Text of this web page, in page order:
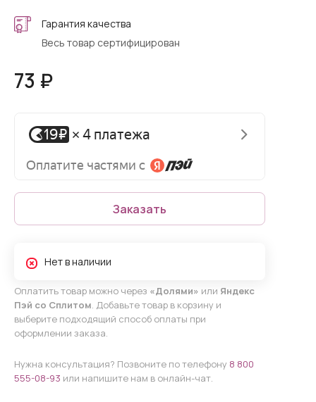
Гарантия качества
Весь товар сертифицирован
73 ₽
Заказать
Нет в наличии
Оплатить товар можно через «Долями» или Яндекс
Пэй со Сплитом. Добавьте товар в корзину и
выберите подходящий способ оплаты при
оформлении заказа.
Нужна консультация? Позвоните по телефону 8 800
555-08-93 или напишите нам в онлайн-чат.